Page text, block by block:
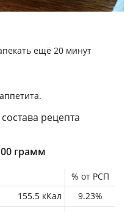
ещё 20 минут
рецепта
грамм
% от РСП
155.5 кКал
9.23%